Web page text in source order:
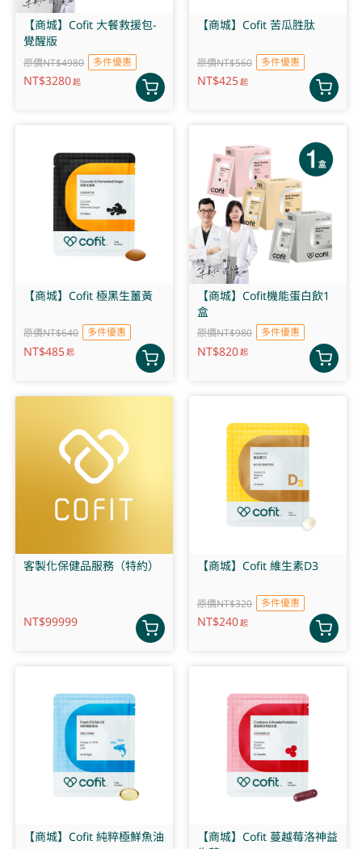
【商城】Cofit 大餐救援包-
覺醒版
原價NT$4980 多件優惠
NT$3280起
【商城】Cofit 苦瓜胜肽
原價NT$560 多件優惠
NT$425起
【商城】Cofit 極黑生薑黃
原價NT$640 多件優惠
NT$485起
【商城】Cofit機能蛋白飲1
盒
原價NT$980 多件優惠
NT$820起
客製化保健品服務（特約）
NT$99999
【商城】Cofit 維生素D3
原價NT$320 多件優惠
NT$240起
【商城】Cofit 純粹極鮮魚油
【商城】Cofit 蔓越莓洛神益